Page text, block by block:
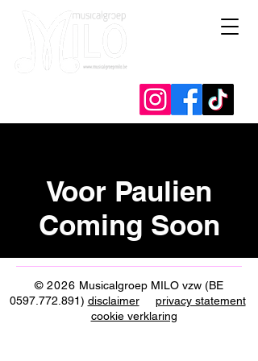
Voor Paulien
Coming Soon
© 2026 Musicalgroep MILO vzw (BE
0597.772.891) disclaimer
privacy statement
cookie verklaring